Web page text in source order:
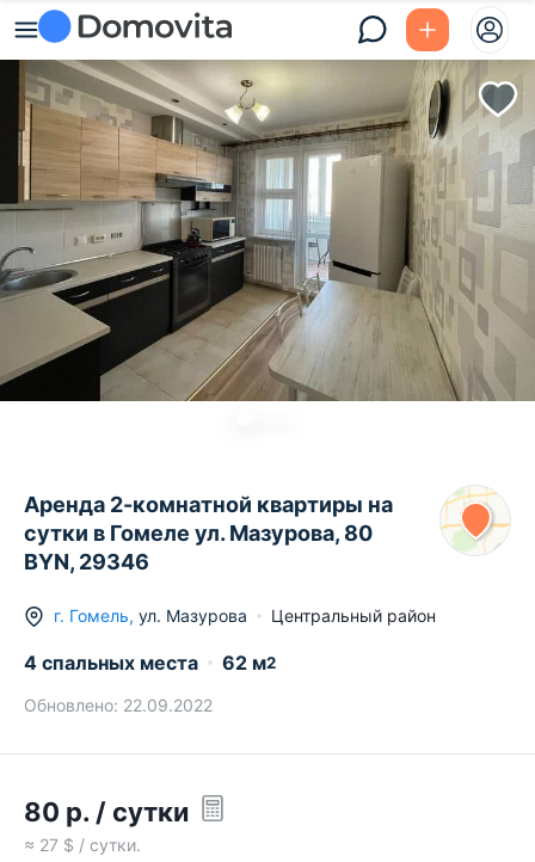
Аренда 2-комнатной квартиры на
сутки в Гомеле ул. Мазурова, 80
BYN, 29346
г. Гомель, ул. Мазурова Центральный район
4 спальных места 62 м2
Обновлено: 22.09.2022
80 р. / сутки
≈ 27 $ / сутки.